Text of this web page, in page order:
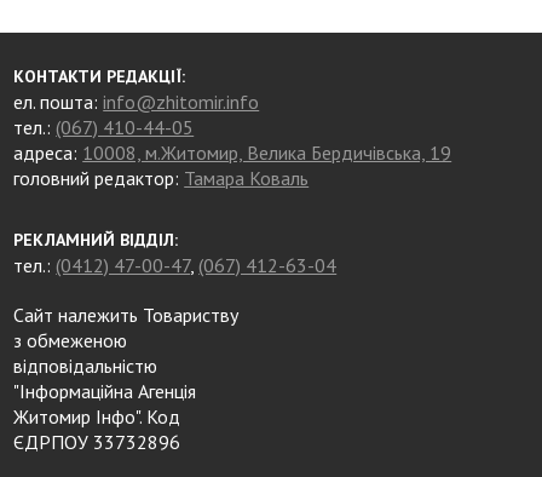
КОНТАКТИ РЕДАКЦІЇ:
ел. пошта:info@zhitomir.info
тел.: (067) 410-44-05
адреса: 10008, м.Житомир, Велика Бердичівська, 19
головний редактор: Тамара Коваль
РЕКЛАМНИЙ ВІДДІЛ:
тел.: (0412) 47-00-47, (067) 412-63-04
Сайт належить Товариству
з обмеженою
відповідальністю
"Інформаційна Агенція
Житомир Інфо". Код
ЄДРПОУ 33732896